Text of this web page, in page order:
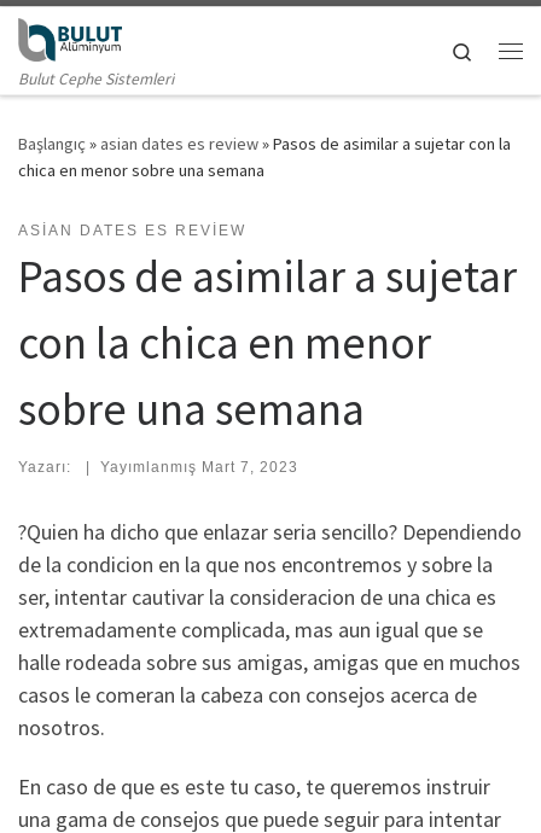
Skip to content
Bulut Cephe Sistemleri
Search
Başlangıç » asian dates es review»Pasos de asimilar a sujetar con la
chica en menor sobre una semana
ASIAN DATES ES REVIEW
Pasos de asimilar a sujetar
con la chica en menor
sobre una semana
Yazarı: | Yayımlanmış Mart 7, 2023
?Quien ha dicho que enlazar seri­a sencillo? Dependiendo
de la condicion en la que nos encontremos y sobre la
ser, intentar cautivar la consideracion de una chica es
extremadamente complicada, mas aun igual que se
halle rodeada sobre sus amigas, amigas que en muchos
casos le comeran la cabeza con consejos acerca de
nosotros.
En caso de que es este tu caso, te queremos instruir
una gama de consejos que puede seguir para intentar